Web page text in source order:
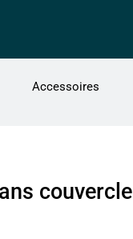
Accessoires
couvercle